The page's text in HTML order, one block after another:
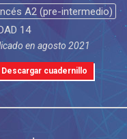
A2 (pre-intermedio)
14
en agosto 2021
Descargar cuadernillo